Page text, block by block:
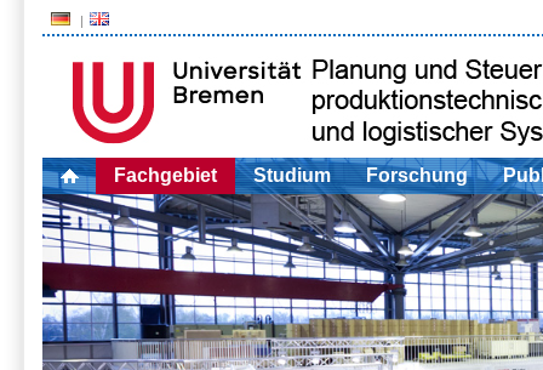
Fachgebiet Studium Forschung